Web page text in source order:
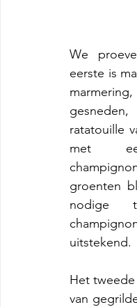
We
eerste is
ratatouille
met
groenten
nodige
uitstekend.
Het
van